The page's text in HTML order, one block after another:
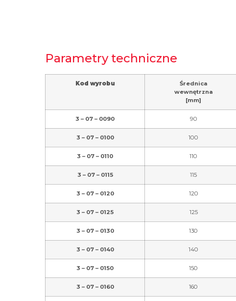
Parametry techniczne
Kod wyrobu
Średnica
wewnętrzna
[mm]
3 – 07 – 0090 90
3 – 07 – 0100 100
3 – 07 – 0110 110
3 – 07 – 0115 115
3 – 07 – 0120 120
3 – 07 – 0125 125
3 – 07 – 0130 130
3 – 07 – 0140 140
3 – 07 – 0150 150
3 – 07 – 0160 160